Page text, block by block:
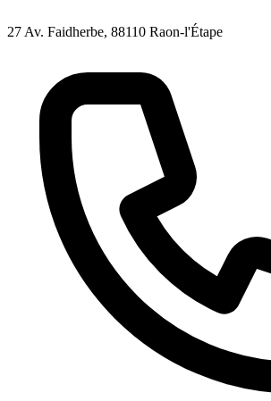
27 Av. Faidherbe, 88110 Raon-l'Étape